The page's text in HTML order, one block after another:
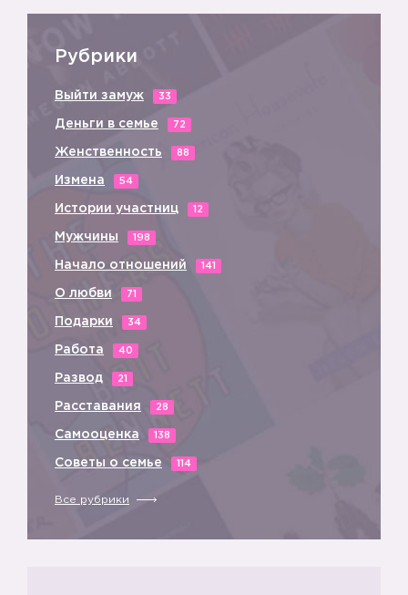
Рубрики
Выйти замуж 33
Деньги в семье 72
Женственность 88
Измена 54
Истории участниц 12
Мужчины 198
Начало отношений 141
О любви 71
Подарки 34
Работа 40
Развод 21
Расставания 28
Самооценка 138
Советы о семье 114
Все рубрики